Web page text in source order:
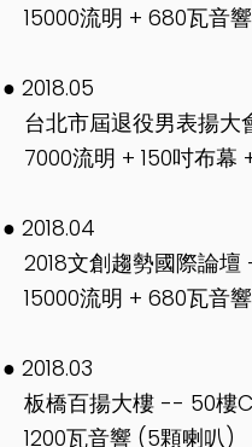
15000流明 + 680瓦音
● 2018.05
台北市屆退役男表揚大
7000流明 + 150吋布幕
● 2018.04
2018文創趨勢國際論
15000流明 + 680瓦音響
● 2018.03
板橋百揚大樓 -- 50樓
1200瓦音響 (5顆喇叭)